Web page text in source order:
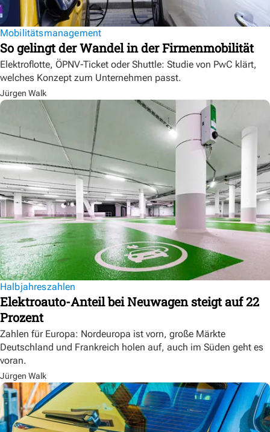
Mobilitätsmanagement
So gelingt der Wandel in der Firmenmobilität
Elektroflotte, ÖPNV-Ticket oder Shuttle: Studie von PwC klärt,
welches Konzept zum Unternehmen passt.
Jürgen Walk
Halbjahreszahlen
Elektroauto-Anteil bei Neuwagen steigt auf 22
Prozent
Zahlen für Europa: Nordeuropa ist vorn, große Märkte
Deutschland und Frankreich holen auf, auch im Süden geht es
voran.
Jürgen Walk